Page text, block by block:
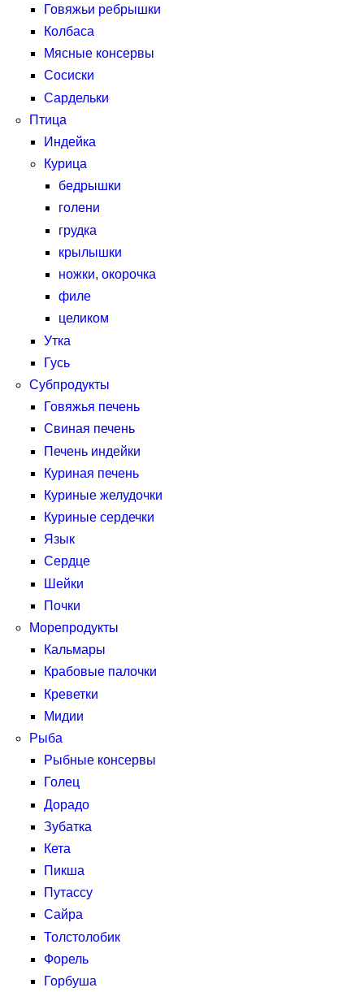
Говяжьи ребрышки
Колбаса
Мясные консервы
Сосиски
Сардельки
Птица
Индейка
Курица
бедрышки
голени
грудка
крылышки
ножки, окорочка
филе
целиком
Утка
Гусь
Субпродукты
Говяжья печень
Свиная печень
Печень индейки
Куриная печень
Куриные желудочки
Куриные сердечки
Язык
Сердце
Шейки
Почки
Морепродукты
Кальмары
Крабовые палочки
Креветки
Мидии
Рыба
Рыбные консервы
Голец
Дорадо
Зубатка
Кета
Пикша
Путассу
Сайра
Толстолобик
Форель
Горбуша